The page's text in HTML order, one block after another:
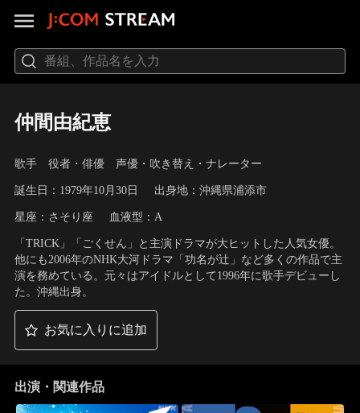
仲間由紀恵
歌手 役者・俳優 声優・吹き替え・ナレーター
誕生日：1979年10月30日 出身地：沖縄県浦添市
星座：さそり座 血液型：A
「TRICK」「ごくせん」と主演ドラマが大ヒットした人気女優。
他にも2006年のNHK大河ドラマ「功名が辻」など多くの作品で主
演を務めている。元々はアイドルとして1996年に歌手デビューし
た。沖縄出身。
お気に入りに追加
出演・関連作品